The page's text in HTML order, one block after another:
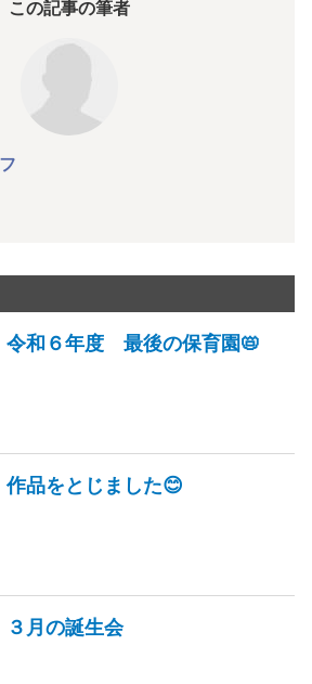
この記事の筆者
令和６年度 最後の保育園📛
作品をとじました😊
３月の誕生会